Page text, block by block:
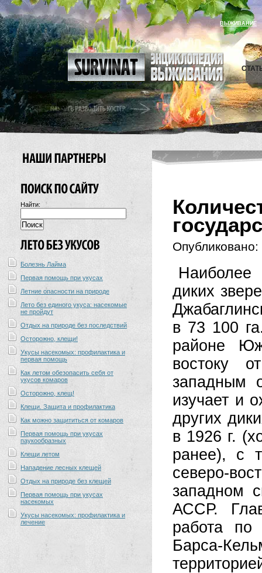
ВЫЖИВАНИЕ
Найти:
Болезнь Лайма
Первая помощь при укусах
Летние опасности на природе
Лето без единого укуса: насекомые
не пройдут
Отдых на природе без последствий
Осторожно, клещи!
Укусы насекомых: профилактика и
первая помощь
Как летом обезопасить себя от
укусов комаров
Осторожно, клещ!
Клещи. Защита и профилактика
Как можно защититься от комаров
Первая помощь при укусах
паукообразных
Клещи летом
Нападение лесных клещей
Отдых на природе без клещей
Первая помощь при укусах
насекомых
Укусы насекомых: профилактика и
лечение
Опубликовано:
Наиболее
диких
в 73 100
районе
востоку
западным
изучает и
других
в 1926 г.
ранее), с
северо-
западном
АССР.
работа по
Барса-